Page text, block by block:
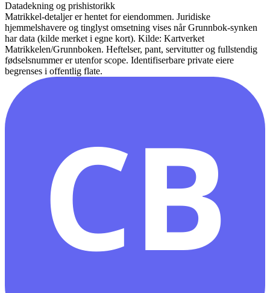
Datadekning og prishistorikk
Matrikkel-detaljer er hentet for eiendommen. Juridiske
hjemmelshavere og tinglyst omsetning vises når Grunnbok-synken
har data (kilde merket i egne kort). Kilde: Kartverket
Matrikkelen/Grunnboken. Heftelser, pant, servitutter og fullstendig
fødselsnummer er utenfor scope. Identifiserbare private eiere
begrenses i offentlig flate.
CB